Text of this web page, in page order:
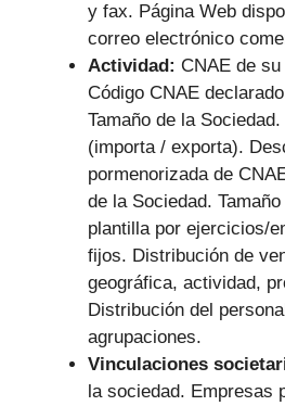
y fax. Página Web
correo electrónico
Actividad: CNAE de
Código CNAE
Tamaño de la
(importa / exporta).
pormenorizada de
de la Sociedad.
plantilla por ejercicios/
fijos. Distribución de
geográfica, actividad,
Distribución del
agrupaciones.
Vinculaciones
la sociedad. Empresas